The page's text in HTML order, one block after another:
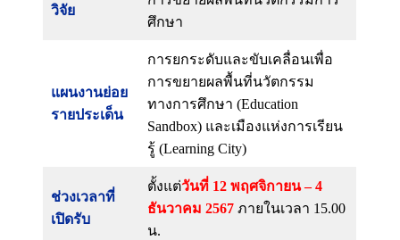
วิจัย
ศึกษา
แผนงานย่อย
รายประเด็น
การยกระดับและขับเคลื่อนเพื่อ
การขยายผลพื้นที่นวัตกรรม
ทางการศึกษา (Education
Sandbox) และเมืองแห่งการเรียน
รู้ (Learning City)
ช่วงเวลาที่
เปิดรับ
ตั้งแต่วันที่ 12 พฤศจิกายน – 4
ธันวาคม 2567 ภายในเวลา 15.00
น.